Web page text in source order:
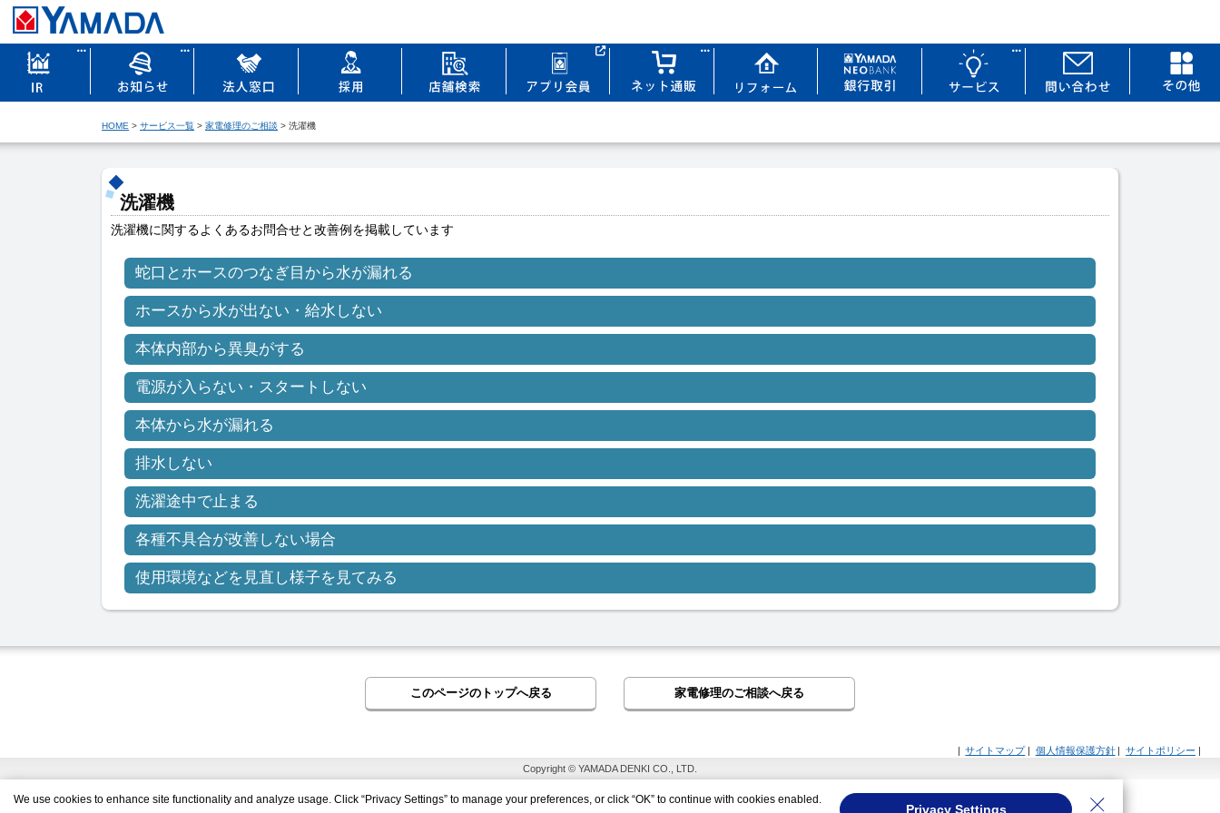
HOME > サービス一覧 > 家電修理のご相談 > 洗濯機
洗濯機
洗濯機に関するよくあるお問合せと改善例を掲載しています
蛇⼝とホースのつなぎ⽬から⽔が漏れる
ホースから水が出ない・給水しない
本体内部から異臭がする
電源が入らない・スタートしない
本体から水が漏れる
排水しない
洗濯途中で止まる
各種不具合が改善しない場合
使⽤環境などを⾒直し様⼦を⾒てみる
このページのトップへ戻る 家電修理のご相談へ戻る
| サイトマップ | 個人情報保護方針 | サイトポリシー |
Copyright © YAMADA DENKI CO., LTD.
We use cookies to enhance site functionality and analyze usage. Click “Privacy Settings” to manage your preferences, or click “OK” to continue with cookies enabled.
Privacy Settings